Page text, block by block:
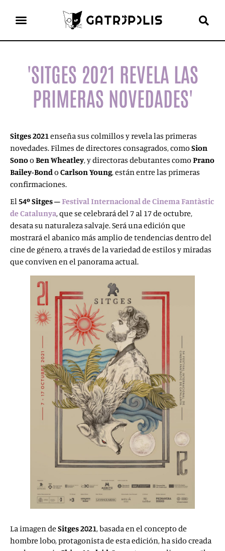
'SITGES 2021 REVELA LAS
PRIMERAS NOVEDADES'
Sitges 2021enseña sus colmillos y revela las primeras
novedades. Filmes de directores consagrados, como Sion
Sonoo Ben Wheatley, y directoras debutantes como Prano
Bailey-Bondo Carlson Young, están entre las primeras
confirmaciones.
El54º Sitges –Festival Internacional de Cinema Fantàstic
de Catalunya, que se celebrará del 7 al 17 de octubre,
desata su naturaleza salvaje. Será una edición que
mostrará el abanico más amplio de tendencias dentro del
cine de género, a través de la variedad de estilos y miradas
que conviven en el panorama actual.
La imagen de Sitges 2021, basada en el concepto de
hombre lobo, protagonista de esta edición, ha sido creada